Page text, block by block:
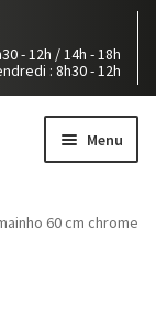
- 12h / 14h - 18h
: 8h30 - 12h
Menu
60 cm chrome